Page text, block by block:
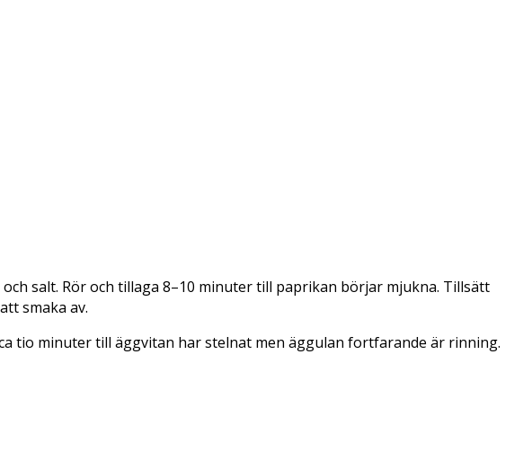
salt. Rör och tillaga 8–10 minuter till paprikan börjar mjukna. Tillsätt
smaka av.
tio minuter till äggvitan har stelnat men äggulan fortfarande är rinning.